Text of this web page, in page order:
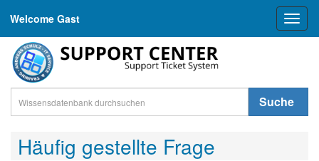
Welcome Gast
Suche
Häufig gestellte Frage